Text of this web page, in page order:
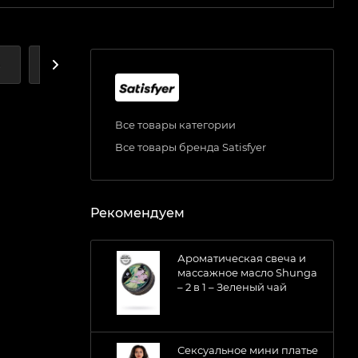
ДОСТАВКА
Все товары категории
Все товары бренда Satisfyer
Рекомендуем
Ароматическая свеча и
массажное масло Shunga
– 2 в 1 – Зеленый чай
Сексуальное мини платье